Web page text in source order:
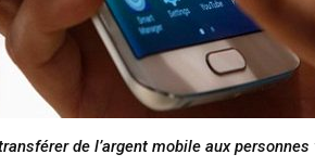
de l’argent mobile aux